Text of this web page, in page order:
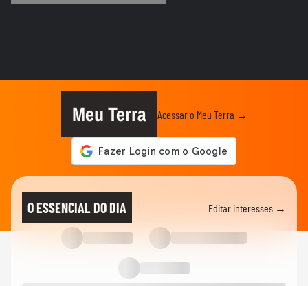
Vídeo mostra o momento da prisão de pai
e madrasta suspeitos de...
Lula diz que liberdade de expressão 'tem
limite' ao sancionar lei...
Flávio Bolsonaro afirma que anúncio de
Gaspar como vice foi...
Meu Terra Acessar o Meu Terra →
O ESSENCIAL DO DIA Editar interesses →